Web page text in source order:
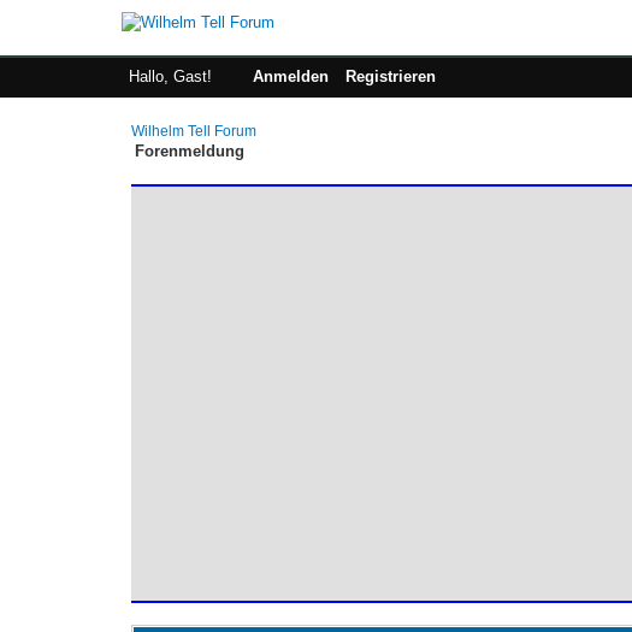
Hallo, Gast! Anmelden Registrieren
Wilhelm Tell Forum
Forenmeldung